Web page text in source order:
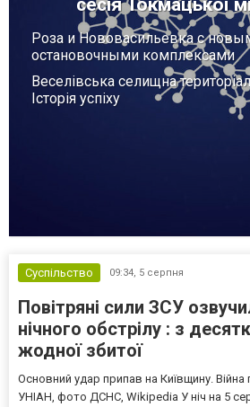
сесія Токмацької
Роза и Нововасильевка с
остановочными комплексами
Веселівська селищна
Історія успіху
Суспільство 09:34, 5 серпня
Повітряні сили ЗСУ
нічного обстрілу : з
жодної збитої
Основний удар припав на Київщину.
УНІАН, фото ДСНС, Wikipedia У ніч на 5